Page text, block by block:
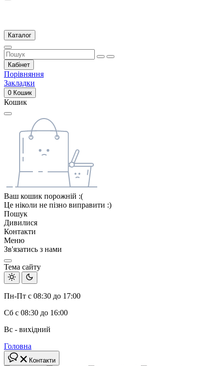
Каталог
Кабінет
Порівняння
Закладки
0 Кошик
Кошик
Ваш кошик порожній :(
Це ніколи не пізно виправити :)
Пошук
Дивилися
Контакти
Меню
Зв'язатись з нами
Тема сайту
Пн-Пт с 08:30 до 17:00
Сб с 08:30 до 16:00
Вс - вихідний
Головна
Контакти